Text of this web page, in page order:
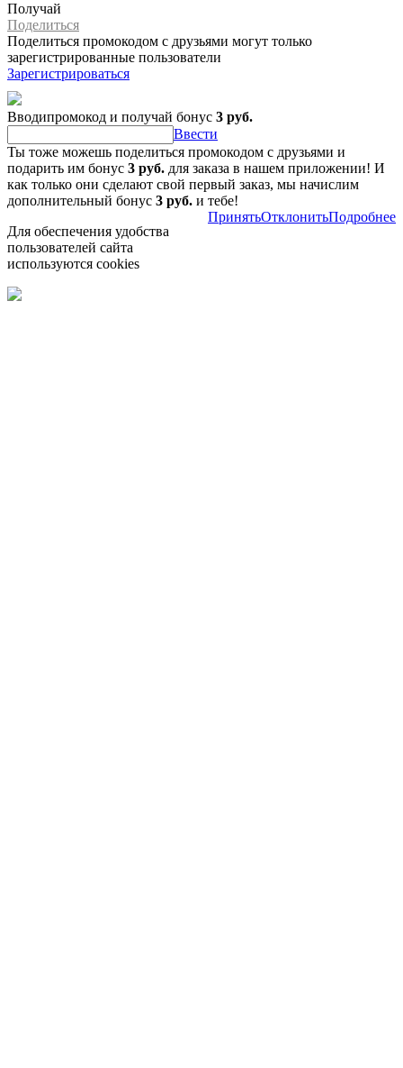
Получай
Поделиться
Поделиться промокодом с друзьями могут только
зарегистрированные пользователи
Зарегистрироваться
Вводипромокод и получай бонус 3 руб.
Ввести
Ты тоже можешь поделиться промокодом с друзьями и
подарить им бонус 3 руб. для заказа в нашем приложении! И
как только они сделают свой первый заказ, мы начислим
дополнительный бонус 3 руб. и тебе!
Для обеспечения удобства
пользователей сайта
используются cookies
ПринятьОтклонитьПодробнее